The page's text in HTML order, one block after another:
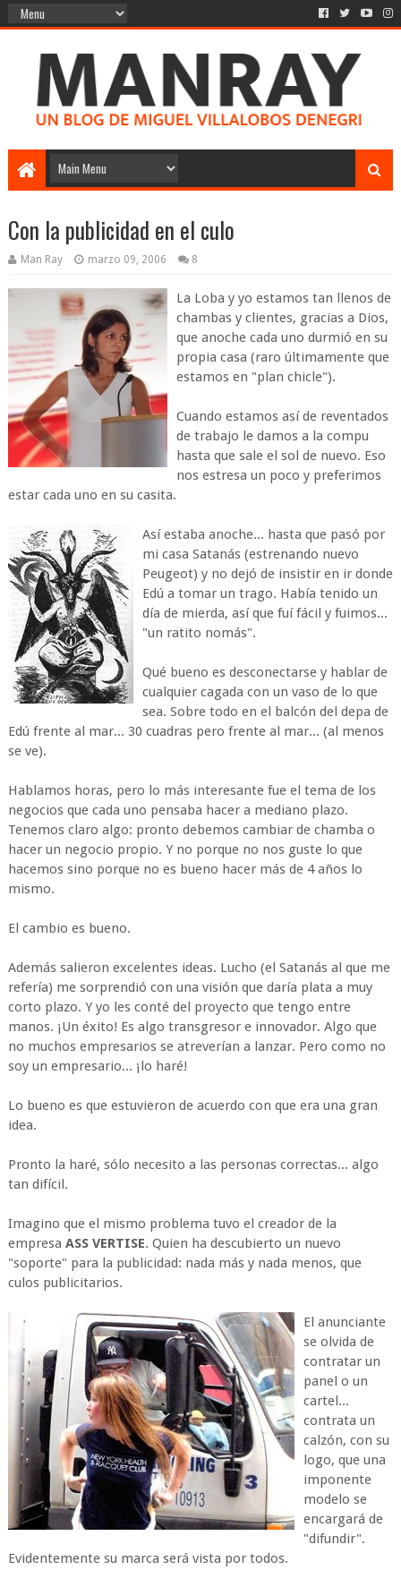
Con la publicidad en el culo
Man Ray marzo 09, 2006 8
La Loba y yo estamos tan llenos de
chambas y clientes, gracias a Dios,
que anoche cada uno durmió en su
propia casa (raro últimamente que
estamos en "plan chicle").
Cuando estamos así de reventados
de trabajo le damos a la compu
hasta que sale el sol de nuevo. Eso
nos estresa un poco y preferimos
estar cada uno en su casita.
Así estaba anoche... hasta que pasó por
mi casa Satanás (estrenando nuevo
Peugeot) y no dejó de insistir en ir donde
Edú a tomar un trago. Había tenido un
día de mierda, así que fuí fácil y fuimos...
"un ratito nomás".
Qué bueno es desconectarse y hablar de
cualquier cagada con un vaso de lo que
sea. Sobre todo en el balcón del depa de
Edú frente al mar... 30 cuadras pero frente al mar... (al menos
se ve).
Hablamos horas, pero lo más interesante fue el tema de los
negocios que cada uno pensaba hacer a mediano plazo.
Tenemos claro algo: pronto debemos cambiar de chamba o
hacer un negocio propio. Y no porque no nos guste lo que
hacemos sino porque no es bueno hacer más de 4 años lo
mismo.
El cambio es bueno.
Además salieron excelentes ideas. Lucho (el Satanás al que me
refería) me sorprendió con una visión que daría plata a muy
corto plazo. Y yo les conté del proyecto que tengo entre
manos. ¡Un éxito! Es algo transgresor e innovador. Algo que
no muchos empresarios se atreverían a lanzar. Pero como no
soy un empresario... ¡lo haré!
Lo bueno es que estuvieron de acuerdo con que era una gran
idea.
Pronto la haré, sólo necesito a las personas correctas... algo
tan difícil.
Imagino que el mismo problema tuvo el creador de la
empresa ASS VERTISE. Quien ha descubierto un nuevo
"soporte" para la publicidad: nada más y nada menos, que
culos publicitarios.
El anunciante
se olvida de
contratar un
panel o un
cartel...
contrata un
calzón, con su
logo, que una
imponente
modelo se
encargará de
"difundir".
Evidentemente su marca será vista por todos.